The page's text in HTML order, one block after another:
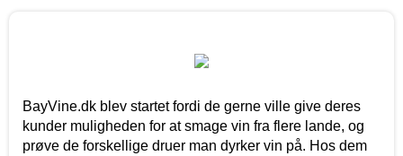
BayVine.dk blev startet fordi de gerne ville give deres
kunder muligheden for at smage vin fra flere lande, og
prøve de forskellige druer man dyrker vin på. Hos dem